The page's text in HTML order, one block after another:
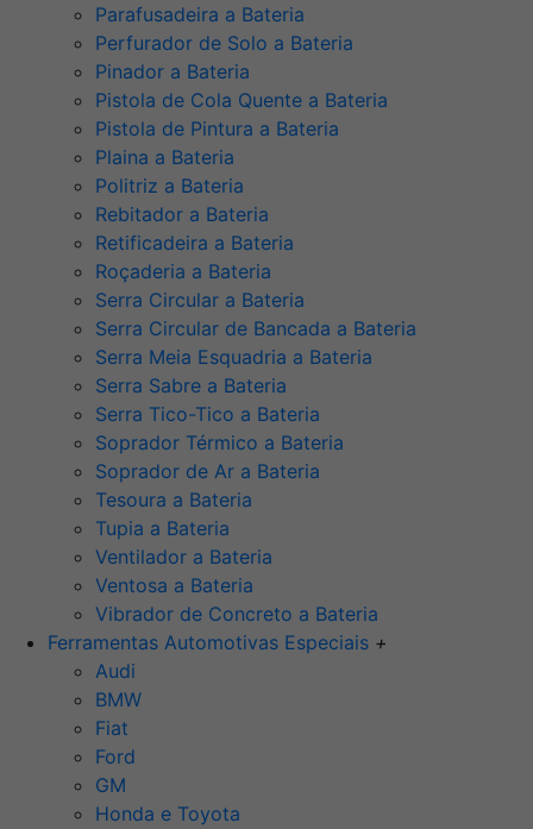
Parafusadeira a Bateria
Perfurador de Solo a Bateria
Pinador a Bateria
Pistola de Cola Quente a Bateria
Pistola de Pintura a Bateria
Plaina a Bateria
Politriz a Bateria
Rebitador a Bateria
Retificadeira a Bateria
Roçaderia a Bateria
Serra Circular a Bateria
Serra Circular de Bancada a Bateria
Serra Meia Esquadria a Bateria
Serra Sabre a Bateria
Serra Tico-Tico a Bateria
Soprador Térmico a Bateria
Soprador de Ar a Bateria
Tesoura a Bateria
Tupia a Bateria
Ventilador a Bateria
Ventosa a Bateria
Vibrador de Concreto a Bateria
Ferramentas Automotivas Especiais +
Audi
BMW
Fiat
Ford
GM
Honda e Toyota